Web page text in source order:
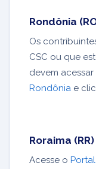
Rondônia
Os
CSC ou que
devem acessar
Rondônia e
Roraima (RR)
Acesse o